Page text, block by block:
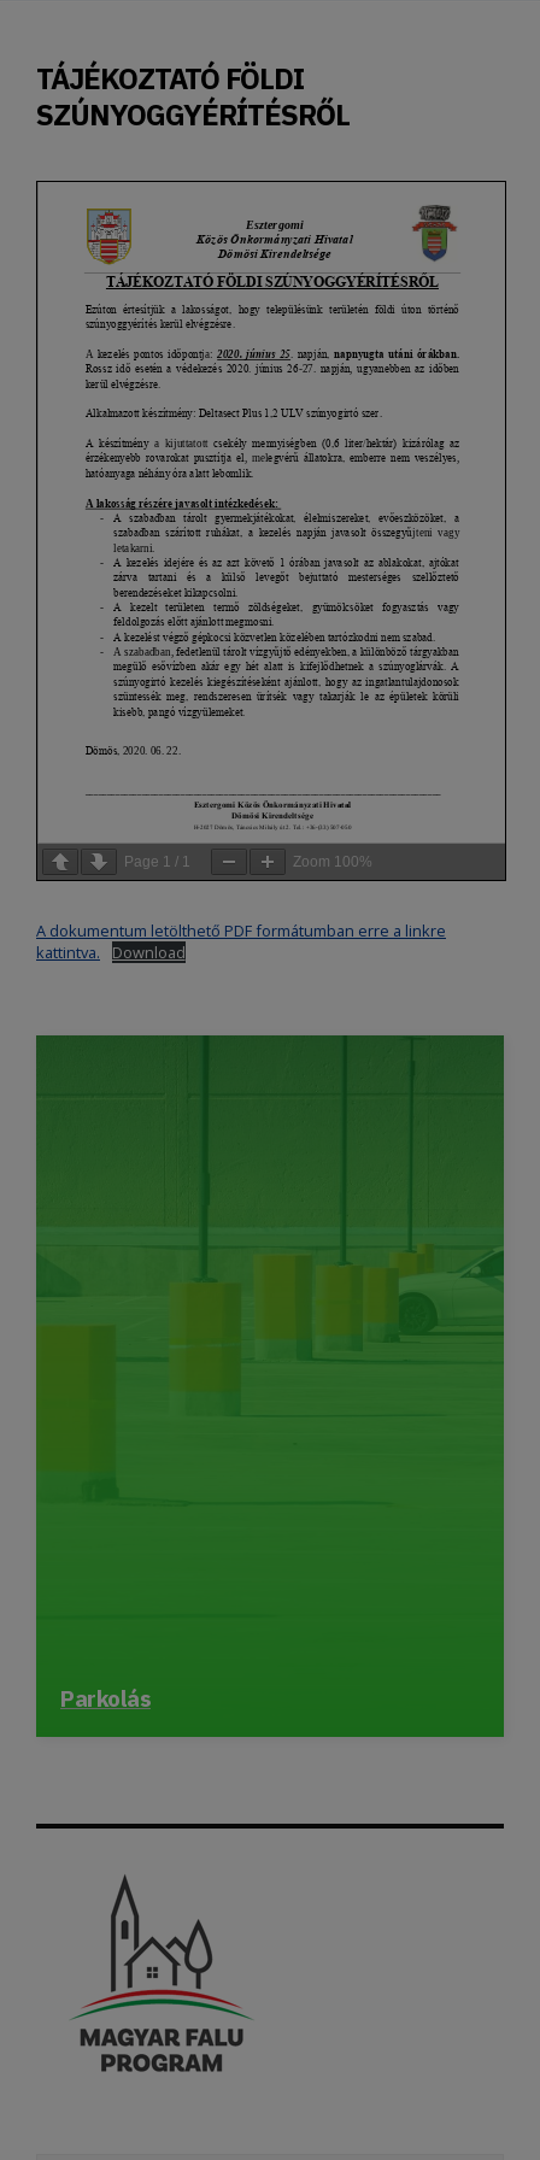
TÁJÉKOZTATÓ FÖLDI
SZÚNYOGGYÉRÍTÉSRŐL
Page 1 / 1 Zoom 100%
A dokumentum letölthető PDF formátumban erre a linkre
kattintva.
Download
Parkolás